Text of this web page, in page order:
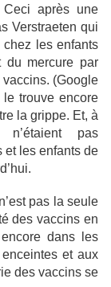
après une
Verstraeten qui
chez les enfants
du mercure par
vaccins. (Google
trouve encore
la grippe. Et, à
n’étaient pas
et les enfants de
pas la seule
des vaccins en
dans les
et aux
des vaccins se